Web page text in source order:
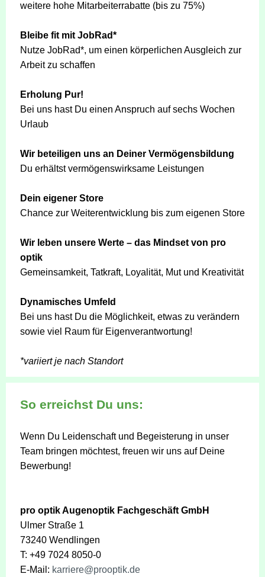
weitere hohe Mitarbeiterrabatte (bis zu 75%)
Bleibe fit mit JobRad*
Nutze JobRad*, um einen körperlichen Ausgleich zur
Arbeit zu schaffen
Erholung Pur!
Bei uns hast Du einen Anspruch auf sechs Wochen
Urlaub
Wir beteiligen uns an Deiner Vermögensbildung
Du erhältst vermögenswirksame Leistungen
Dein eigener Store
Chance zur Weiterentwicklung bis zum eigenen Store
Wir leben unsere Werte – das Mindset von pro
optik
Gemeinsamkeit, Tatkraft, Loyalität, Mut und Kreativität
Dynamisches Umfeld
Bei uns hast Du die Möglichkeit, etwas zu verändern
sowie viel Raum für Eigenverantwortung!
*variiert je nach Standort
So erreichst Du uns:
Wenn Du Leidenschaft und Begeisterung in unser
Team bringen möchtest, freuen wir uns auf Deine
Bewerbung!
pro optik Augenoptik Fachgeschäft GmbH
Ulmer Straße 1
73240 Wendlingen
T: +49 7024 8050-0
E-Mail: karriere@prooptik.de